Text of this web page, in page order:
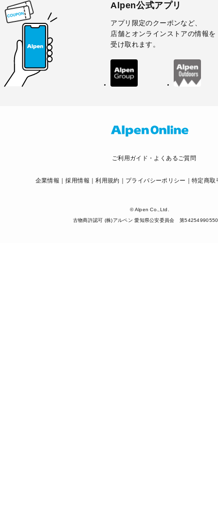
Alpen公式アプリ
アプリ限定のクーポンなど、
店舗とオンラインストアの情報を
受け取れます。
ご利用ガイド・よくあるご質問
企業情報 採用情報 利用規約 プライバシーポリシー 特定商取
© Alpen Co.,Ltd.
古物商許認可 (株)アルペン 愛知県公安委員会 第